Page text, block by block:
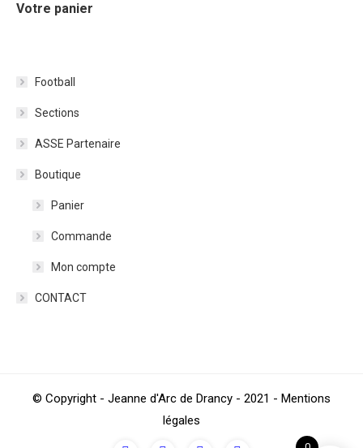
Votre panier
Football
Sections
ASSE Partenaire
Boutique
Panier
Commande
Mon compte
CONTACT
© Copyright - Jeanne d'Arc de Drancy - 2021 - Mentions
légales